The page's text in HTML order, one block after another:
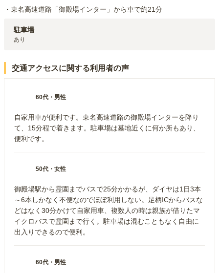
・東名高速道路「御殿場インター」から車で約21分
駐車場
あり
交通アクセスに関する利用者の声
60代 ・ 男性
自家用車が便利です。東名高速道路の御殿場インターを降り
て、15分程で着きます。駐車場は墓地近くに何か所もあり、
便利です。
50代 ・ 女性
御殿場駅から霊園までバスで25分かかるが、ダイヤは1日3本
～6本しかなく不便なのでほぼ利用しない。足柄ICからバスな
どはなく30分かけて自家用車、複数人の時は親族が借りたマ
イクロバスで霊園まで行く。駐車場は混むこともなく自由に
出入りできるので便利。
60代 ・ 男性